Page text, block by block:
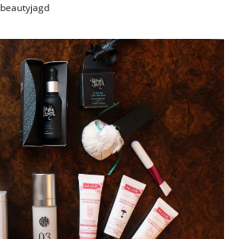
beautyjagd